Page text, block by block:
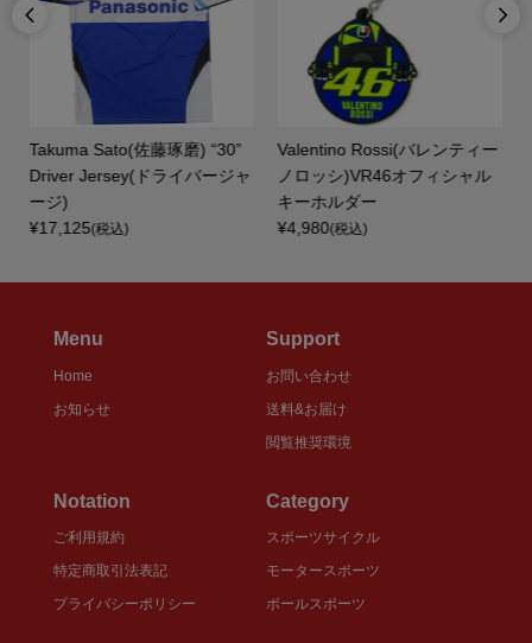

Takuma Sato(佐藤琢磨) “30”
Driver Jersey(ドライバージャ
ージ)
¥17,125(税込)
Valentino Rossi(バレンティー
ノロッシ)VR46オフィシャル
キーホルダー
¥4,980(税込)

Menu
Home
お知らせ
Support
お問い合わせ
送料&お届け
閲覧推奨環境
Notation
ご利用規約
特定商取引法表記
プライバシーポリシー
Category
スポーツサイクル
モータースポーツ
ボールスポーツ